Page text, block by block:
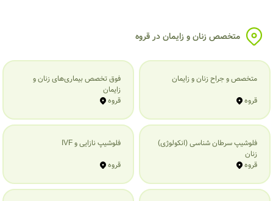
متخصص زنان و زایمان در قروه
متخصص و جراح زنان و زایمان
قروه
فوق تخصص بیماری‌های زنان و
زایمان
قروه
فلوشیپ سرطان شناسی (انکولوژی)
زنان
قروه
فلوشیپ نازایی و IVF
قروه